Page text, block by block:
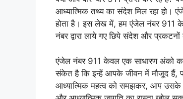
आध्यात्मिक तथ्य का संदेश मिल रहा हो।
होता है। इस लेख में, हम एंजेल नंबर 911
नंबर द्वारा लाये गए छिपे संदेश और
एंजेल नंबर 911 केवल एक साधारण अंको का
संकेत है कि इन्हें आपके जीवन में मौजूद हैं,
आध्यात्मिक महत्व को समझकर, आप उसके